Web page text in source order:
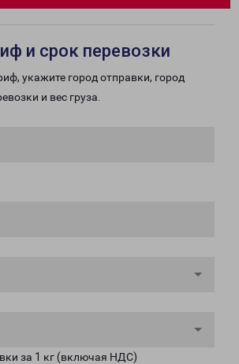
и срок перевозки
укажите город отправки, город
и вес груза.
за 1 кг (включая НДС)